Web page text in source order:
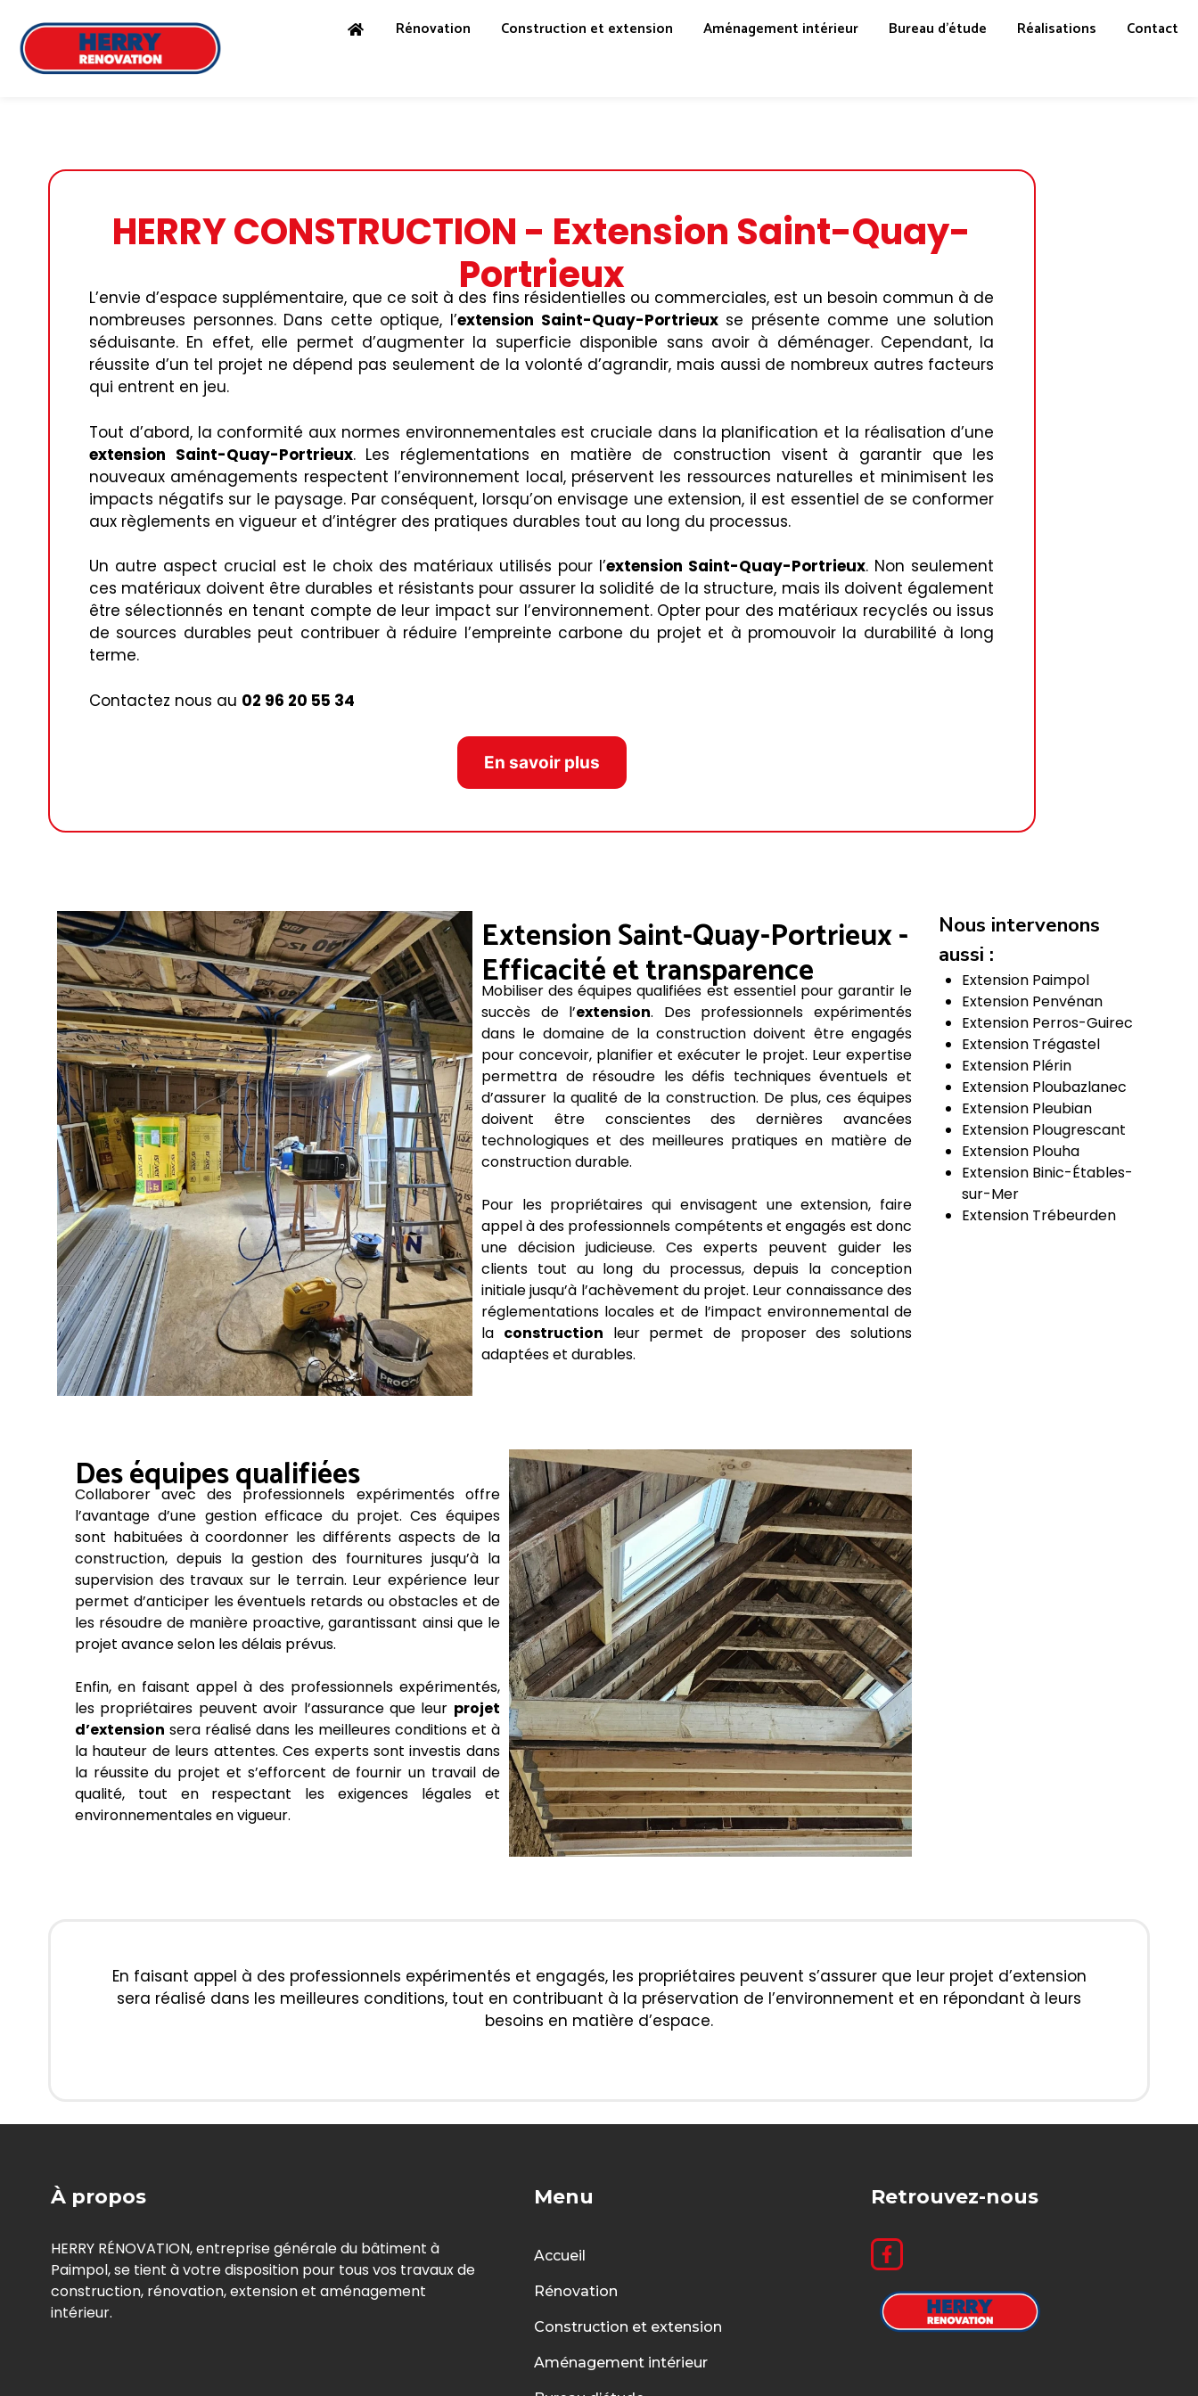
Rénovation Construction et extension Aménagement intérieur Bureau d’étude Réalisations Contact
HERRY CONSTRUCTION - Extension Saint-Quay-
Portrieux
L’envie d’espace supplémentaire, que ce soit à des fins résidentielles ou commerciales, est un besoin commun à de
nombreuses personnes. Dans cette optique, l’extension Saint-Quay-Portrieuxse présente comme une solution
séduisante. En effet, elle permet d’augmenter la superficie disponible sans avoir à déménager. Cependant, la
réussite d’un tel projet ne dépend pas seulement de la volonté d’agrandir, mais aussi de nombreux autres facteurs
qui entrent en jeu.
Tout d’abord, la conformité aux normes environnementales est cruciale dans la planification et la réalisation d’une
extension Saint-Quay-Portrieux. Les réglementations en matière de construction visent à garantir que les
nouveaux aménagements respectent l’environnement local, préservent les ressources naturelles et minimisent les
impacts négatifs sur le paysage. Par conséquent, lorsqu’on envisage une extension, il est essentiel de se conformer
aux règlements en vigueur et d’intégrer des pratiques durables tout au long du processus.
Un autre aspect crucial est le choix des matériaux utilisés pour l’extension Saint-Quay-Portrieux. Non seulement
ces matériaux doivent être durables et résistants pour assurer la solidité de la structure, mais ils doivent également
être sélectionnés en tenant compte de leur impact sur l’environnement. Opter pour des matériaux recyclés ou issus
de sources durables peut contribuer à réduire l’empreinte carbone du projet et à promouvoir la durabilité à long
terme.
Contactez nous au 02 96 20 55 34
En savoir plus
Extension Saint-Quay-Portrieux -
Efficacité et transparence
Mobiliser des équipes qualifiées est essentiel pour garantir le
succès de l’extension. Des professionnels expérimentés
dans le domaine de la construction doivent être engagés
pour concevoir, planifier et exécuter le projet. Leur expertise
permettra de résoudre les défis techniques éventuels et
d’assurer la qualité de la construction. De plus, ces équipes
doivent être conscientes des dernières avancées
technologiques et des meilleures pratiques en matière de
construction durable.
Pour les propriétaires qui envisagent une extension, faire
appel à des professionnels compétents et engagés est donc
une décision judicieuse. Ces experts peuvent guider les
clients tout au long du processus, depuis la conception
initiale jusqu’à l’achèvement du projet. Leur connaissance des
réglementations locales et de l’impact environnemental de
la construction leur permet de proposer des solutions
adaptées et durables.
Des équipes qualifiées
Collaborer avec des professionnels expérimentés offre
l’avantage d’une gestion efficace du projet. Ces équipes
sont habituées à coordonner les différents aspects de la
construction, depuis la gestion des fournitures jusqu’à la
supervision des travaux sur le terrain. Leur expérience leur
permet d’anticiper les éventuels retards ou obstacles et de
les résoudre de manière proactive, garantissant ainsi que le
projet avance selon les délais prévus.
Enfin, en faisant appel à des professionnels expérimentés,
les propriétaires peuvent avoir l’assurance que leur projet
d’extension sera réalisé dans les meilleures conditions et à
la hauteur de leurs attentes. Ces experts sont investis dans
la réussite du projet et s’efforcent de fournir un travail de
qualité, tout en respectant les exigences légales et
environnementales en vigueur.
Nous intervenons
aussi :
Extension Paimpol
Extension Penvénan
Extension Perros-Guirec
Extension Trégastel
Extension Plérin
Extension Ploubazlanec
Extension Pleubian
Extension Plougrescant
Extension Plouha
Extension Binic-Étables-
sur-Mer
Extension Trébeurden
En faisant appel à des professionnels expérimentés et engagés, les propriétaires peuvent s’assurer que leur projet d’extension
sera réalisé dans les meilleures conditions, tout en contribuant à la préservation de l’environnement et en répondant à leurs
besoins en matière d’espace.
À propos
HERRY RÉNOVATION, entreprise générale du bâtiment à
Paimpol, se tient à votre disposition pour tous vos travaux de
construction, rénovation, extension et aménagement
intérieur.
Menu
Accueil
Rénovation
Construction et extension
Aménagement intérieur
Retrouvez-nous